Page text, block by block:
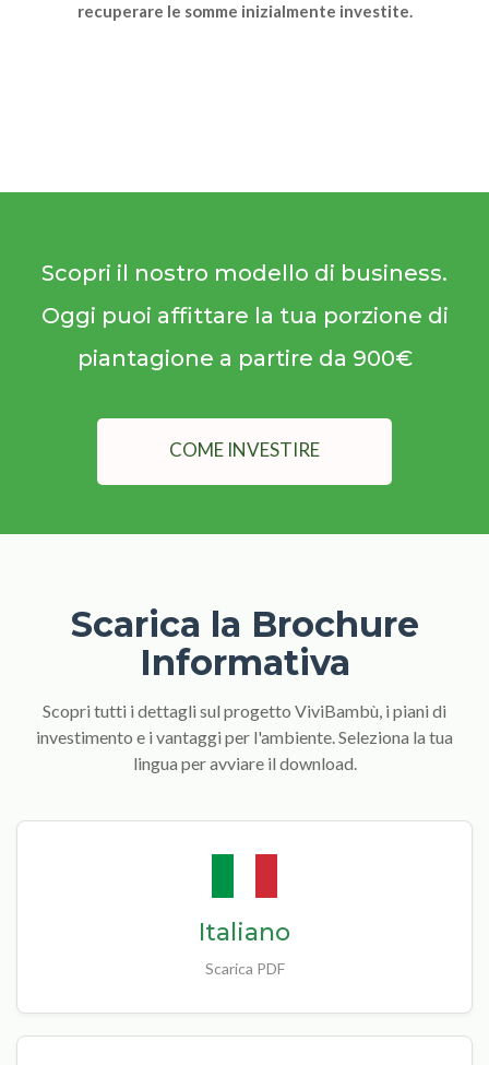
recuperare le somme inizialmente investite.
Scopri il nostro modello di business.
Oggi puoi affittare la tua porzione di
piantagione a partire da 900€
COME INVESTIRE
Scarica la Brochure
Informativa
Scopri tutti i dettagli sul progetto ViviBambù, i piani di
investimento e i vantaggi per l'ambiente. Seleziona la tua
lingua per avviare il download.
Italiano
Scarica PDF